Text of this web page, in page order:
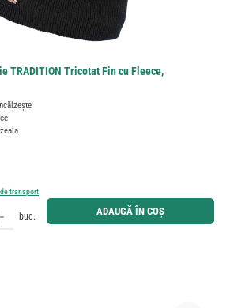
TRADITION Tricotat Fin cu Fleece,
transport
dorită sau utilizați butoanele pentru a mări sau micșora
buc. ADAUGĂ ÎN COȘ